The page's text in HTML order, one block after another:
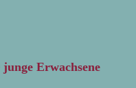
Erwachsene